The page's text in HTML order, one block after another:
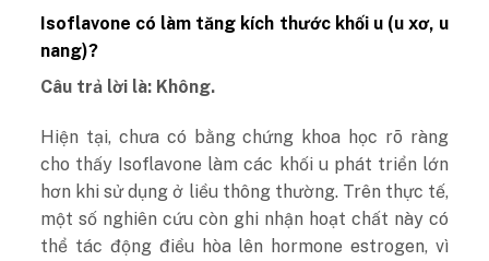
Isoflavone có làm tăng kích thước khối u (u xơ, u
nang)?
Câu trả lời là: Không.
Hiện tại, chưa có bằng chứng khoa học rõ ràng
cho thấy Isoflavone làm các khối u phát triển lớn
hơn khi sử dụng ở liều thông thường. Trên thực tế,
một số nghiên cứu còn ghi nhận hoạt chất này có
thể tác động điều hòa lên hormone estrogen, vì